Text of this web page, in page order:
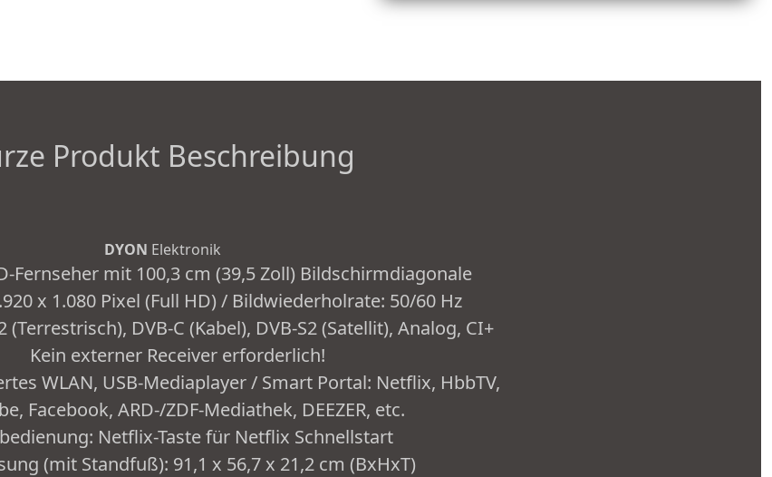
Produkt Beschreibung
DYON Elektronik
Fernseher mit 100,3 cm (39,5 Zoll) Bildschirmdiagonale
x 1.080 Pixel (Full HD) / Bildwiederholrate: 50/60 Hz
(Terrestrisch), DVB-C (Kabel), DVB-S2 (Satellit), Analog, CI+
Kein externer Receiver erforderlich!
WLAN, USB-Mediaplayer / Smart Portal: Netflix, HbbTV,
Facebook, ARD-/ZDF-Mediathek, DEEZER, etc.
Netflix-Taste für Netflix Schnellstart
(mit Standfuß): 91,1 x 56,7 x 21,2 cm (BxHxT)